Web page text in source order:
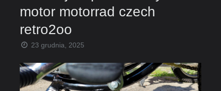
motor motorrad czech
retro2oo
23 grudnia, 2025